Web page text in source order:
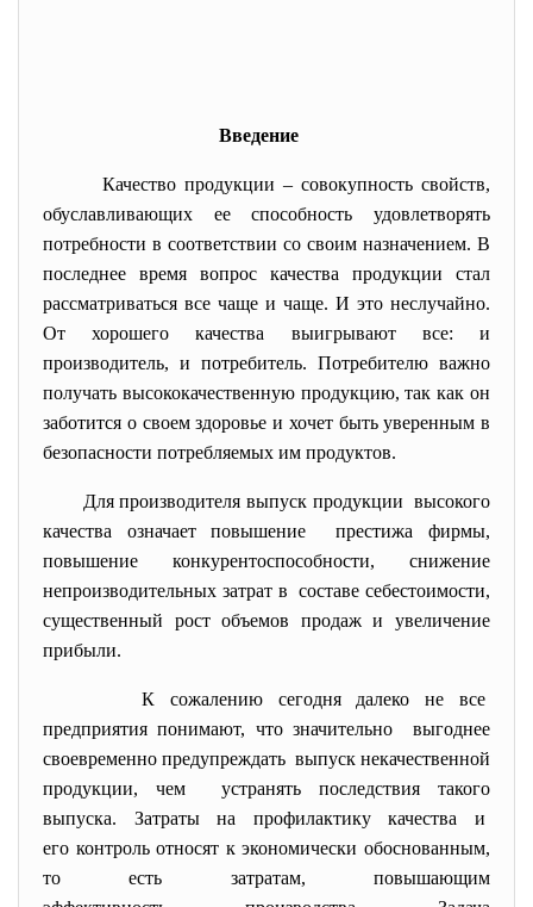
Введение
Качество продукции – совокупность свойств,
обуславливающих ее способность удовлетворять
потребности в соответствии со своим назначением. В
последнее время вопрос качества продукции стал
рассматриваться все чаще и чаще. И это неслучайно.
От хорошего качества выигрывают все: и
производитель, и потребитель. Потребителю важно
получать высококачественную продукцию, так как он
заботится о своем здоровье и хочет быть уверенным в
безопасности потребляемых им продуктов.
Для производителя выпуск продукции высокого
качества означает повышение престижа фирмы,
повышение конкурентоспособности, снижение
непроизводительных затрат в составе себестоимости,
существенный рост объемов продаж и увеличение
прибыли.
К сожалению сегодня далеко не все
предприятия понимают, что значительно выгоднее
своевременно предупреждать выпуск некачественной
продукции, чем устранять последствия такого
выпуска. Затраты на профилактику качества и
его контроль относят к экономически обоснованным,
то есть затратам, повышающим